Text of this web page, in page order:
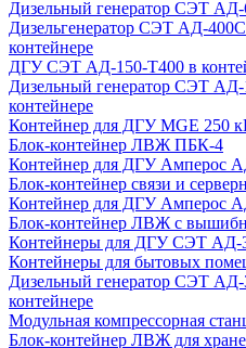
Дизельный генератор СЭТ АД-
Дизельгенератор СЭТ АД-
контейнере
ДГУ СЭТ АД-150-Т400 в
Дизельный генератор СЭТ
контейнере
Контейнер для ДГУ MGE 250
Блок-контейнер ЛВЖ ПБК-4
Контейнер для ДГУ Амперос
Блок-контейнер связи и
Контейнер для ДГУ Амперос
Блок-контейнер ЛВЖ с
Контейнеры для ДГУ СЭТ АД-
Контейнеры для бытовых
Дизельный генератор СЭТ АД-
контейнере
Модульная компрессорная
Блок-контейнер ЛВЖ для